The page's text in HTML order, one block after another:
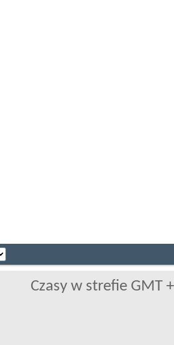
Czasy w strefie GMT